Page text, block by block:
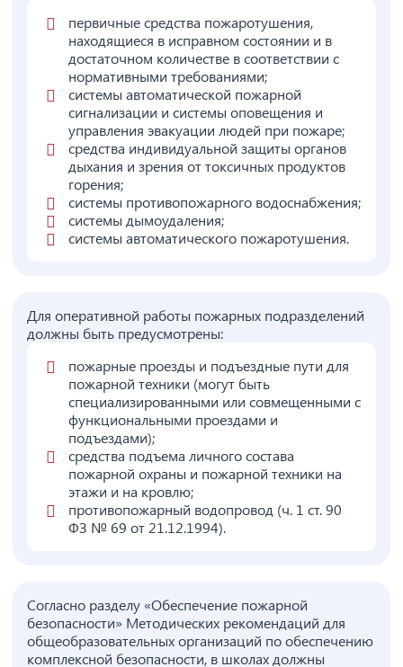
первичные средства пожаротушения,
находящиеся в исправном состоянии и в
достаточном количестве в соответствии с
нормативными требованиями;
системы автоматической пожарной
сигнализации и системы оповещения и
управления эвакуации людей при пожаре;
средства индивидуальной защиты органов
дыхания и зрения от токсичных продуктов
горения;
системы противопожарного водоснабжения;
системы дымоудаления;
системы автоматического пожаротушения.
Для оперативной работы пожарных подразделений
должны быть предусмотрены:
пожарные проезды и подъездные пути для
пожарной техники (могут быть
специализированными или совмещенными с
функциональными проездами и
подъездами);
средства подъема личного состава
пожарной охраны и пожарной техники на
этажи и на кровлю;
противопожарный водопровод (ч. 1 ст. 90
ФЗ № 69 от 21.12.1994).
Согласно разделу «Обеспечение пожарной
безопасности» Методических рекомендаций для
общеобразовательных организаций по обеспечению
комплексной безопасности, в школах должны